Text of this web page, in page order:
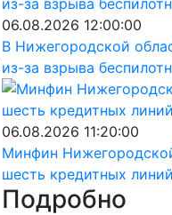
06.08.2026 12:00:00
В Нижегородской
из-за взрыва
06.08.2026 11:20:00
Минфин
шесть кредитных
Подробно